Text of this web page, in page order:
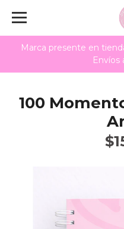
Marca presente en
Envíos
100